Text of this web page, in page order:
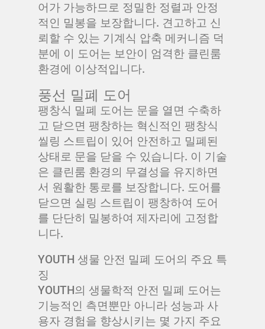
어가 가능하므로 정밀한 정렬과 안정
적인 밀봉을 보장합니다. 견고하고 신
뢰할 수 있는 기계식 압축 메커니즘 덕
분에 이 도어는 보안이 엄격한 클린룸
환경에 이상적입니다.
풍선 밀폐 도어
팽창식 밀폐 도어는 문을 열면 수축하
고 닫으면 팽창하는 혁신적인 팽창식
씰링 스트립이 있어 안전하고 밀폐된
상태로 문을 닫을 수 있습니다. 이 기술
은 클린룸 환경의 무결성을 유지하면
서 원활한 통로를 보장합니다. 도어를
닫으면 실링 스트립이 팽창하여 도어
를 단단히 밀봉하여 제자리에 고정합
니다.
YOUTH 생물 안전 밀폐 도어의 주요 특
징
YOUTH의 생물학적 안전 밀폐 도어는
기능적인 측면뿐만 아니라 성능과 사
용자 경험을 향상시키는 몇 가지 주요